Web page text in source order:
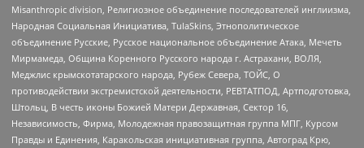
Misanthropic division, Религиозное объединение последователей инглиизма,
Народная Социальная Инициатива, TulaSkins, Этнополитическое
объединение Русские, Русское национальное объединение Атака, Мечеть
Мирмамеда, Община Коренного Русского народа г. Астрахани, ВОЛЯ,
Меджлис крымскотатарского народа, Рубеж Севера, ТОЙС, О
противодействии экстремистской деятельности, РЕВТАТПОД, Артподготовка,
Штольц, В честь иконы Божией Матери Державная, Сектор 16,
Независимость, Фирма, Молодежная правозащитная группа МПГ, Курсом
Правды и Единения, Каракольская инициативная группа, Автоград Крю,